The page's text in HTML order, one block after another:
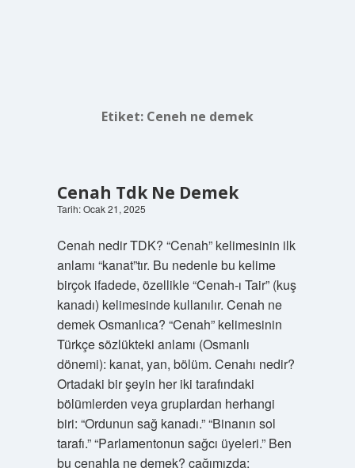
Etiket: Ceneh ne demek
Cenah Tdk Ne Demek
Tarih: Ocak 21, 2025
Cenah nedir TDK? “Cenah” kelimesinin ilk
anlamı “kanat”tır. Bu nedenle bu kelime
birçok ifadede, özellikle “Cenah-ı Tair” (kuş
kanadı) kelimesinde kullanılır. Cenah ne
demek Osmanlıca? “Cenah” kelimesinin
Türkçe sözlükteki anlamı (Osmanlı
dönemi): kanat, yan, bölüm. Cenahı nedir?
Ortadaki bir şeyin her iki tarafındaki
bölümlerden veya gruplardan herhangi
biri: “Ordunun sağ kanadı.” “Binanın sol
tarafı.” “Parlamentonun sağcı üyeleri.” Ben
bu cenahla ne demek? çağımızda;